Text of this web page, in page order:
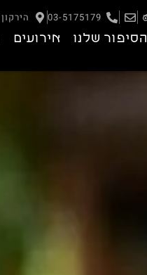
03-5175179 הירקון 12, תל אביב – יפו
הסיפור שלנו אירועים